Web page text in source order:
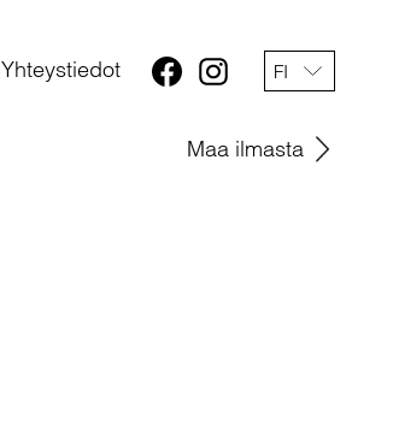
Yhteystiedot FI
Maa ilmasta